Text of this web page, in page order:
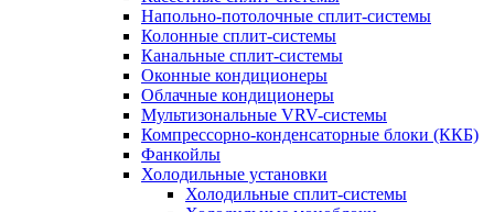
Напольно-потолочные сплит-системы
Колонные сплит-системы
Канальные сплит-системы
Оконные кондиционеры
Облачные кондиционеры
Мультизональные VRV-системы
Компрессорно-конденсаторные блоки (ККБ)
Фанкойлы
Холодильные установки
Холодильные сплит-системы